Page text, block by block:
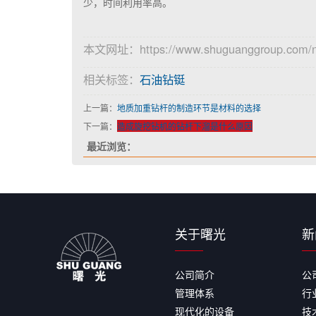
本文网址：https://
相关标签： 石油钻铤
上一篇： 地质加重钻杆的制造环节是材料的选择
下一篇： 造成旋挖钻机的钻杆下溜是什么原因
最近浏览：
关于曙光
公司简介
管理体系
现代化的设备
公
行
技